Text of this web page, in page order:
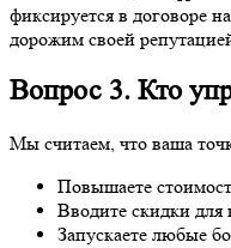
фиксируется в договоре
дорожим своей
Вопрос 3. Кто
Мы считаем, что ваша
Повышаете
Вводите скидки для
Запускаете любые